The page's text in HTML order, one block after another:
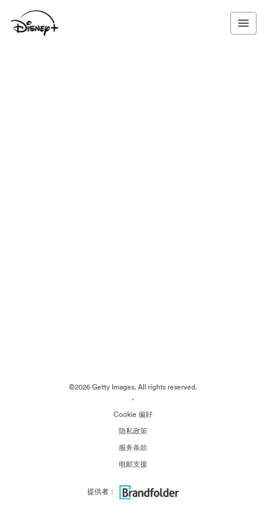
©2026 Getty Images. All rights reserved.
·
Cookie 偏好
隐私政策
服务条款
电邮支援
提供者：